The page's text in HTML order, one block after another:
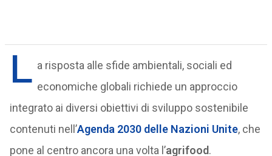
L a risposta alle sfide ambientali, sociali ed
economiche globali richiede un approccio
integrato ai diversi obiettivi di sviluppo sostenibile
contenuti nell’Agenda 2030 delle Nazioni Unite, che
pone al centro ancora una volta l’agrifood.